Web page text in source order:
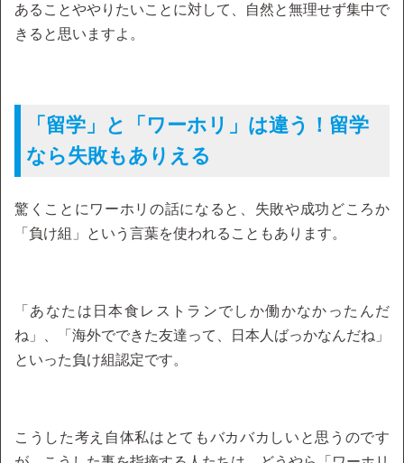
あることややりたいことに対して、自然と無理せず集中で
きると思いますよ。
「留学」と「ワーホリ」は違う！留学
なら失敗もありえる
驚くことにワーホリの話になると、失敗や成功どころか
「負け組」という言葉を使われることもあります。
「あなたは日本食レストランでしか働かなかったんだ
ね」、「海外でできた友達って、日本人ばっかなんだね」
といった負け組認定です。
こうした考え自体私はとてもバカバカしいと思うのです